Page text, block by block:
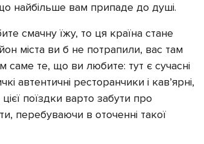
найбільше вам припаде до душі.
смачну їжу, то ця країна стане
міста ви б не потрапили, вас там
саме те, що ви любите: тут є сучасні
автентичні ресторанчики і кав’ярні,
поїздки варто забути про
перебуваючи в оточенні такої